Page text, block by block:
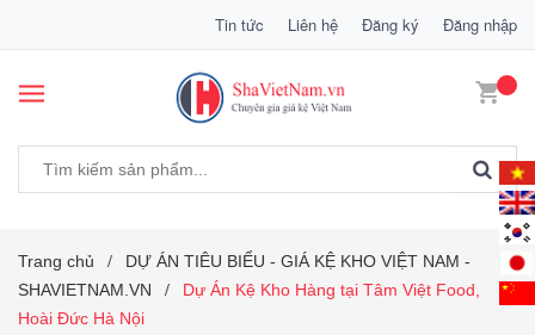
Tin tức Liên hệ Đăng ký Đăng nhập
Trang chủ /
DỰ ÁN TIÊU BIỂU - GIÁ KỆ KHO VIỆT NAM -
SHAVIETNAM.VN
/
Dự Án Kệ Kho Hàng tại Tâm Việt Food,
Hoài Đức Hà Nội